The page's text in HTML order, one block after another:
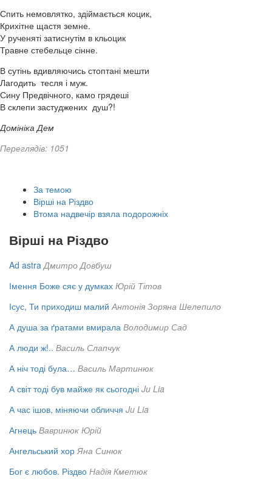
Спить немовлятко, здіймається коцик,
Крихітне щастя земне.
У рученяті затиснутім в кльоцик
Травне стебельце сінне.
В сутінь вдивляючись стоптані мешти
Лагодить тесля і муж.
Сину Предвічного, камо грядеші
В склепи застуджених душ?!
Домініка Дем
Переглядів: 1051
За темою
Вірші на Різдво
Втома надвечір взяла подорожніх
Вірші на Різдво
Ad astra Дмитро Довбуш
Імення Боже сяє у думках Юрій Тітов
Ісус, Ти приходиш малий Антонія Зоряна Шелепило
А душа за ґратами вмирала Володимир Сад
А люди ж!.. Василь Слапчук
А ніч тоді була… Василь Мартинюк
А світ тоді був майже як сьогодні Ju Lia
А час ішов, міняючи обличчя Ju Lia
Агнець Вавринюк Юрій
Ангельський хор Яна Синюк
Бог є любов. Різдво Надія Кметюк